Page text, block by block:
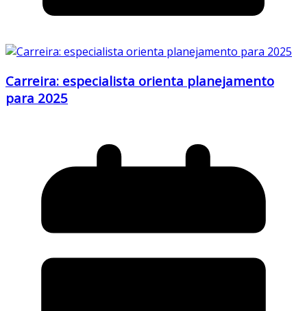
Carreira: especialista orienta planejamento
para 2025